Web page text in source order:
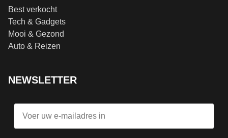
Best verkocht
Tech & Gadgets
Mooi & Gezond
Auto & Reizen
NEWSLETTER
Email